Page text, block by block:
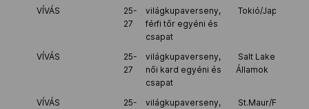
VÍVÁS
25-
27
világkupaverseny,
férfi tőr egyéni és
csapat
Tokió/Japán
VÍVÁS
25-
27
világkupaverseny,
női kard egyéni és
csapat
Salt Lake City/
Államok
VÍVÁS
25-
világkupaverseny,
St.Maur/